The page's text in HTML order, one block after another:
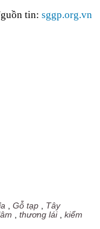
tin: sggp.org.vn
,Gỗ tạp
Tây
,thương lái,kiểm